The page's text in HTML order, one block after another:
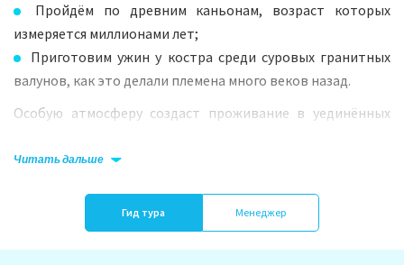
Пройдём по древним каньонам, возраст которых
измеряется миллионами лет;
Приготовим ужин у костра среди суровых гранитных
валунов, как это делали племена много веков назад.
Особую атмосферу создаст проживание в уединённых
африканским колоритом. Утром вы можете встретить
жирафами, не вставая из-за стола на веранде.
Читать дальше
Гид тура Менеджер